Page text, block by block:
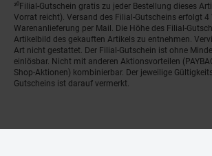
²⁰Filial-Gutschein gratis zu jeder Bestellung dieses
Vorrat reicht). Versand des Filial-Gutscheins erfolgt 4
Warenanlieferung per Mail. Die Höhe des Filial-
Artikelbild des gekauften Artikels zu entnehmen.
Art nicht gestattet. Der Filial-Gutschein ist ohne
einlösbar. Nicht mit anderen Aktionsvorteilen
Shop-Aktionen) kombinierbar. Der jeweilige
Gutscheins ist darauf vermerkt.